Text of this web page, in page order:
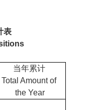
表
当年累计
Total Amount of
the Year